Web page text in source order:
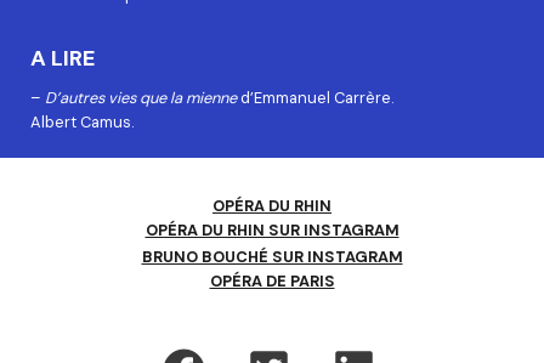
A LIRE
– D’autres vies que la mienned’Emmanuel Carrère.
Albert Camus.
OPÉRA DU RHIN
OPÉRA DU RHIN SUR INSTAGRAM
BRUNO BOUCHÉ SUR INSTAGRAM
OPÉRA DE PARIS